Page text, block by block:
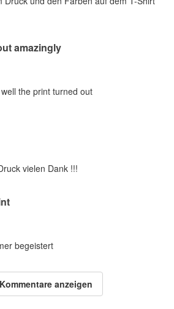
amazingly
the print turned out
vielen Dank !!!
begeistert
anzeigen